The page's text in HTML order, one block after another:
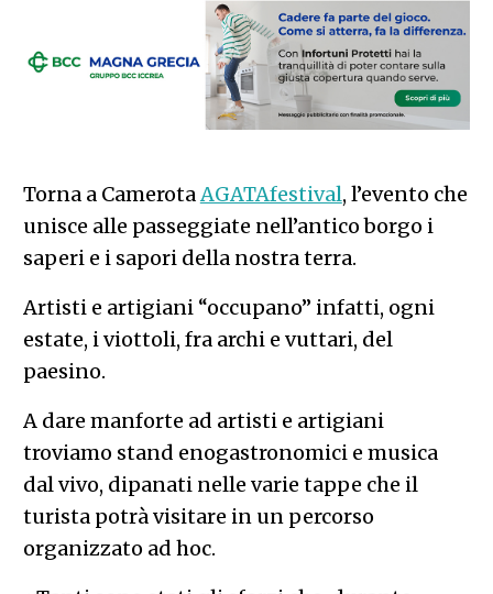
Torna a CamerotaAGATAfestival, l’evento che
unisce alle passeggiate nell’antico borgo i
saperi e i sapori della nostra terra.
Artisti e artigiani “occupano” infatti, ogni
estate, i viottoli, fra archi e vuttari, del
paesino.
A dare manforte ad artisti e artigiani
troviamo stand enogastronomici e musica
dal vivo, dipanati nelle varie tappe che il
turista potrà visitare in un percorso
organizzato ad hoc.